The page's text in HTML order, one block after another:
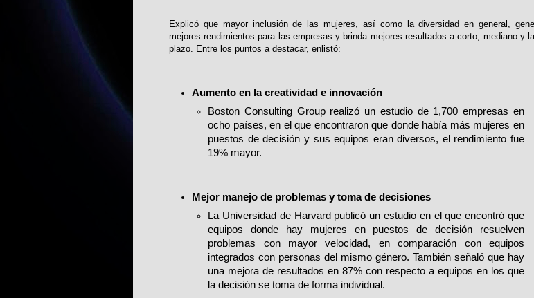
Explicó que mayor inclusión de las mujeres, así como la diversidad en general,
mejores rendimientos para las empresas y brinda mejores resultados a corto, mediano y
plazo. Entre los puntos a destacar, enlistó:
Aumento en la creatividad e innovación
Boston Consulting Group realizó un estudio de 1,700 empresas en
ocho países, en el que encontraron que donde había más mujeres en
puestos de decisión y sus equipos eran diversos, el rendimiento fue
19% mayor.
Mejor manejo de problemas y toma de decisiones
La Universidad de Harvard publicó un estudio en el que encontró que
equipos donde hay mujeres en puestos de decisión resuelven
problemas con mayor velocidad, en comparación con equipos
integrados con personas del mismo género. También señaló que hay
una mejora de resultados en 87% con respecto a equipos en los que
la decisión se toma de forma individual.